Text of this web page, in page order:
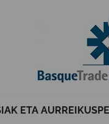
ETA